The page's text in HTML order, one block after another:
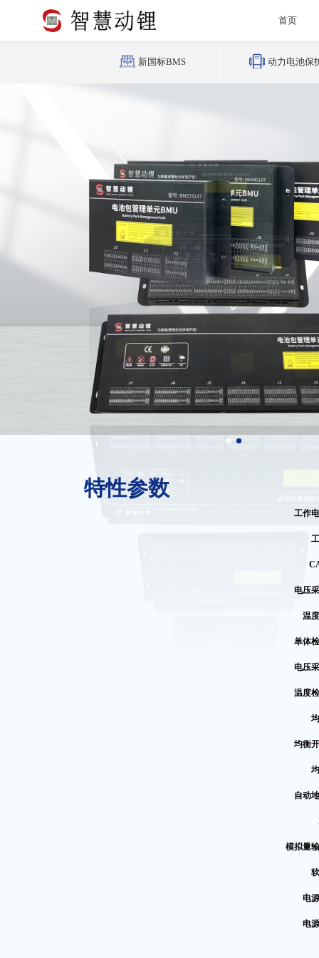
首页
新国标BMS 动力电池保
特性参数
工作
电压
温
单体
电压
温度
均衡
自动
模拟量
电
电